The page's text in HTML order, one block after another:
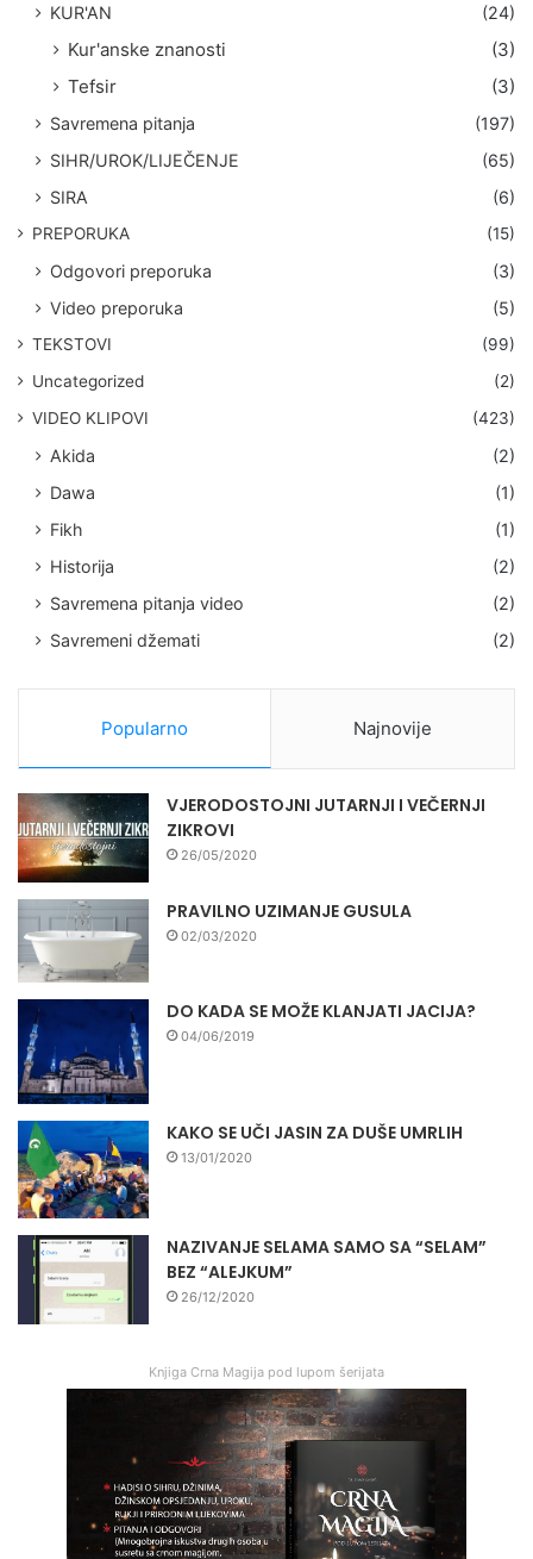
KUR'AN (24)
Kur'anske znanosti
(3)
Tefsir
(3)
Savremena pitanja
(197)
SIHR/UROK/LIJEČENJE
(65)
SIRA
(6)
PREPORUKA (15)
Odgovori preporuka
(3)
Video preporuka
(5)
TEKSTOVI
(99)
Uncategorized
(2)
VIDEO KLIPOVI
(423)
Akida
(2)
Dawa
(1)
Fikh
(1)
Historija
(2)
Savremena pitanja video
(2)
Savremeni džemati
(2)
Popularno Najnovije
VJERODOSTOJNI JUTARNJI I VEČERNJI
ZIKROVI
26/05/2020
PRAVILNO UZIMANJE GUSULA
02/03/2020
DO KADA SE MOŽE KLANJATI JACIJA?
04/06/2019
KAKO SE UČI JASIN ZA DUŠE UMRLIH
13/01/2020
NAZIVANJE SELAMA SAMO SA “SELAM”
BEZ “ALEJKUM”
26/12/2020
Knjiga Crna Magija pod lupom šerijata